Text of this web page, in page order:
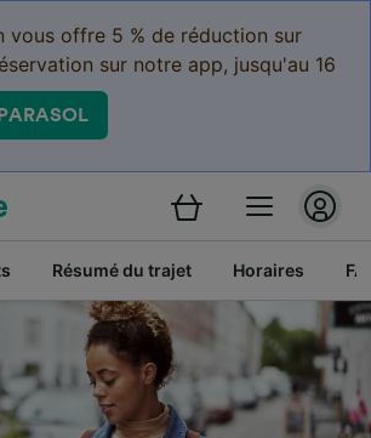
vous offre 5 % de réduction sur
sur notre app, jusqu'au 16
Résumé du trajet Horaires